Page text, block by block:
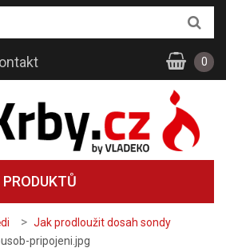
> Jak prodloužit dosah sondy
pripojeni.jpg
0